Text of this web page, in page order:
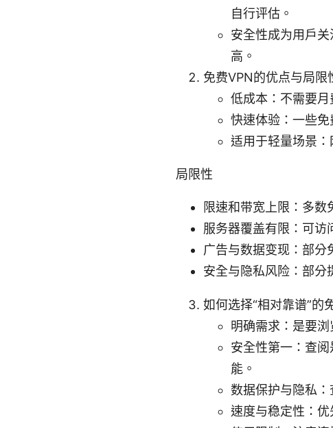
自行评估。
安全性成为用户
高。
免费VPN的优点与局限
低成本：不需要月
快速体验：一些
适用于轻量场景
局限性
限速和带宽上限：多数
服务器覆盖有限：可访
广告与数据变现：部分
安全与隐私风险：部分
如何选择“相对靠谱”的
明确需求：是要
安全性第一：查
能。
数据保护与隐私
速度与稳定性：